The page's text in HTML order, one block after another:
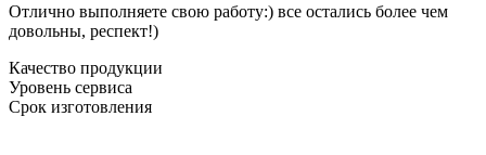
Отлично выполняете свою работу:) все остались более чем
довольны, респект!)
Качество продукции
Уровень сервиса
Срок изготовления